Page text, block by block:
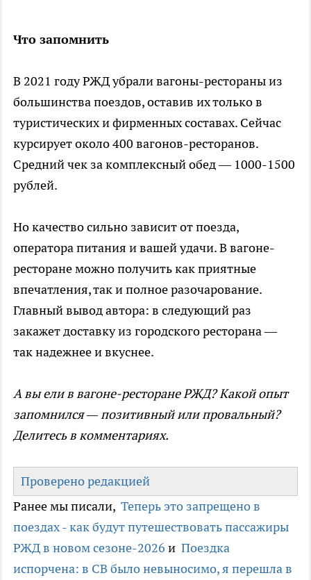
Что запомнить
В 2021 году РЖД убрали вагоны-рестораны из
большинства поездов, оставив их только в
туристических и фирменных составах. Сейчас
курсирует около 400 вагонов-ресторанов.
Средний чек за комплексный обед — 1000-1500
рублей.
Но качество сильно зависит от поезда,
оператора питания и вашей удачи. В вагоне-
ресторане можно получить как приятные
впечатления, так и полное разочарование.
Главный вывод автора: в следующий раз
закажет доставку из городского ресторана —
так надежнее и вкуснее.
А вы ели в вагоне-ресторане РЖД? Какой опыт
запомнился — позитивный или провальный?
Делитесь в комментариях.
Проверено редакцией
Ранее мы писали, Теперь это запрещено в
поездах - как будут путешествовать пассажиры
РЖД в новом сезоне-2026 и Поездка
испорчена: в СВ было невыносимо, я перешла в